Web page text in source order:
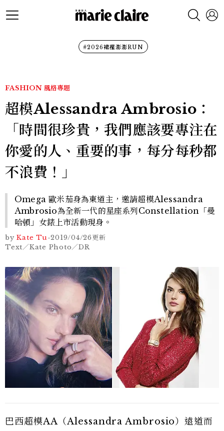
#2026裙襬澎澎RUN
FASHION 風格專題
超模Alessandra Ambrosio：
「時間很珍貴，我們應該要專注在
你愛的人、重要的事，每分每秒都
不浪費！」
Omega 歐米茄身為東道主，邀請超模Alessandra
Ambrosio為全新一代的星座系列Constellation「曼
哈頓」女錶上市活動現身。
by Kate Tu-2019/04/26更新
Text／Kate Photo／DR
巴西超模AA（Alessandra Ambrosio）遠道而